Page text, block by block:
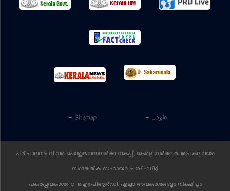
- Login
- Sitemap
പരിപാലനം: വിവര പൊതുജനസമ്പര്‍ക്ക വകുപ്പ്, കേരള സര്‍ക്കാര്‍. രൂപകല്പനയും
സാങ്കേതിക സഹായവും: സി-ഡിറ്റ്
പകര്‍പ്പവകാശം @ ഐ&പിആര്‍ഡി. എല്ലാ അവകാശങ്ങളും നിക്ഷിപ്തം